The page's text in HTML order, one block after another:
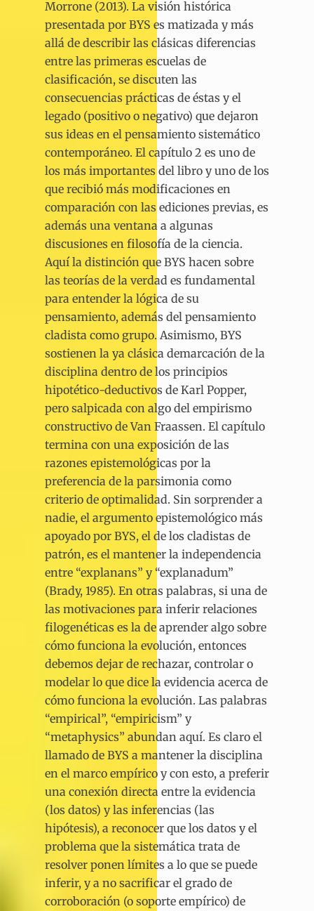
Morrone (2013). La visión histórica
presentada por BYS es matizada y más
allá de describir las clásicas diferencias
entre las primeras escuelas de
clasificación, se discuten las
consecuencias prácticas de éstas y el
legado (positivo o negativo) que dejaron
sus ideas en el pensamiento sistemático
contemporáneo. El capítulo 2 es uno de
los más importantes del libro y uno de los
que recibió más modificaciones en
comparación con las ediciones previas, es
además una ventana a algunas
discusiones en filosofía de la ciencia.
Aquí la distinción que BYS hacen sobre
las teorías de la verdad es fundamental
para entender la lógica de su
pensamiento, además del pensamiento
cladista como grupo. Asimismo, BYS
sostienen la ya clásica demarcación de la
disciplina dentro de los principios
hipotético-deductivos de Karl Popper,
pero salpicada con algo del empirismo
constructivo de Van Fraassen. El capítulo
termina con una exposición de las
razones epistemológicas por la
preferencia de la parsimonia como
criterio de optimalidad. Sin sorprender a
nadie, el argumento epistemológico más
apoyado por BYS, el de los cladistas de
patrón, es el mantener la independencia
entre “explanans” y “explanadum”
(Brady, 1985). En otras palabras, si una de
las motivaciones para inferir relaciones
filogenéticas es la de aprender algo sobre
cómo funciona la evolución, entonces
debemos dejar de rechazar, controlar o
modelar lo que dice la evidencia acerca de
cómo funciona la evolución. Las palabras
“empirical”, “empiricism” y
“metaphysics” abundan aquí. Es claro el
llamado de BYS a mantener la disciplina
en el marco empírico y con esto, a preferir
una conexión directa entre la evidencia
(los datos) y las inferencias (las
hipótesis), a reconocer que los datos y el
problema que la sistemática trata de
resolver ponen límites a lo que se puede
inferir, y a no sacrificar el grado de
corroboración (o soporte empírico) de